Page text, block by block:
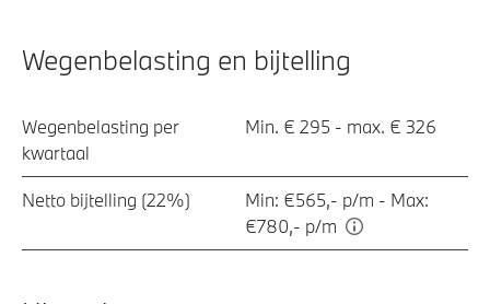
Wegenbelasting en bijtelling
Wegenbelasting per
kwartaal
Min. € 295 - max. € 326
Netto bijtelling (22%)
Min: €565,- p/m - Max:
€780,- p/m